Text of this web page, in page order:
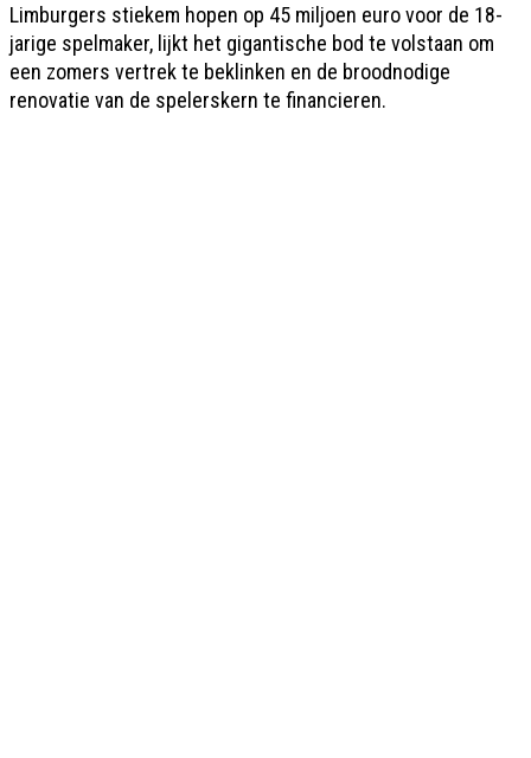
Limburgers stiekem hopen op 45 miljoen euro voor de 18-
jarige spelmaker, lijkt het gigantische bod te volstaan om
een zomers vertrek te beklinken en de broodnodige
renovatie van de spelerskern te financieren.